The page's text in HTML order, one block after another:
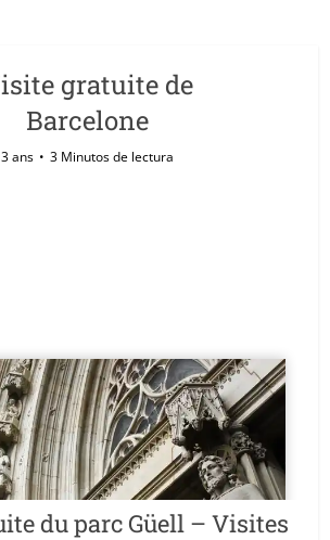
gratuite de
Barcelone
3 ans 3 Minutos de lectura
du parc Güell – Visites